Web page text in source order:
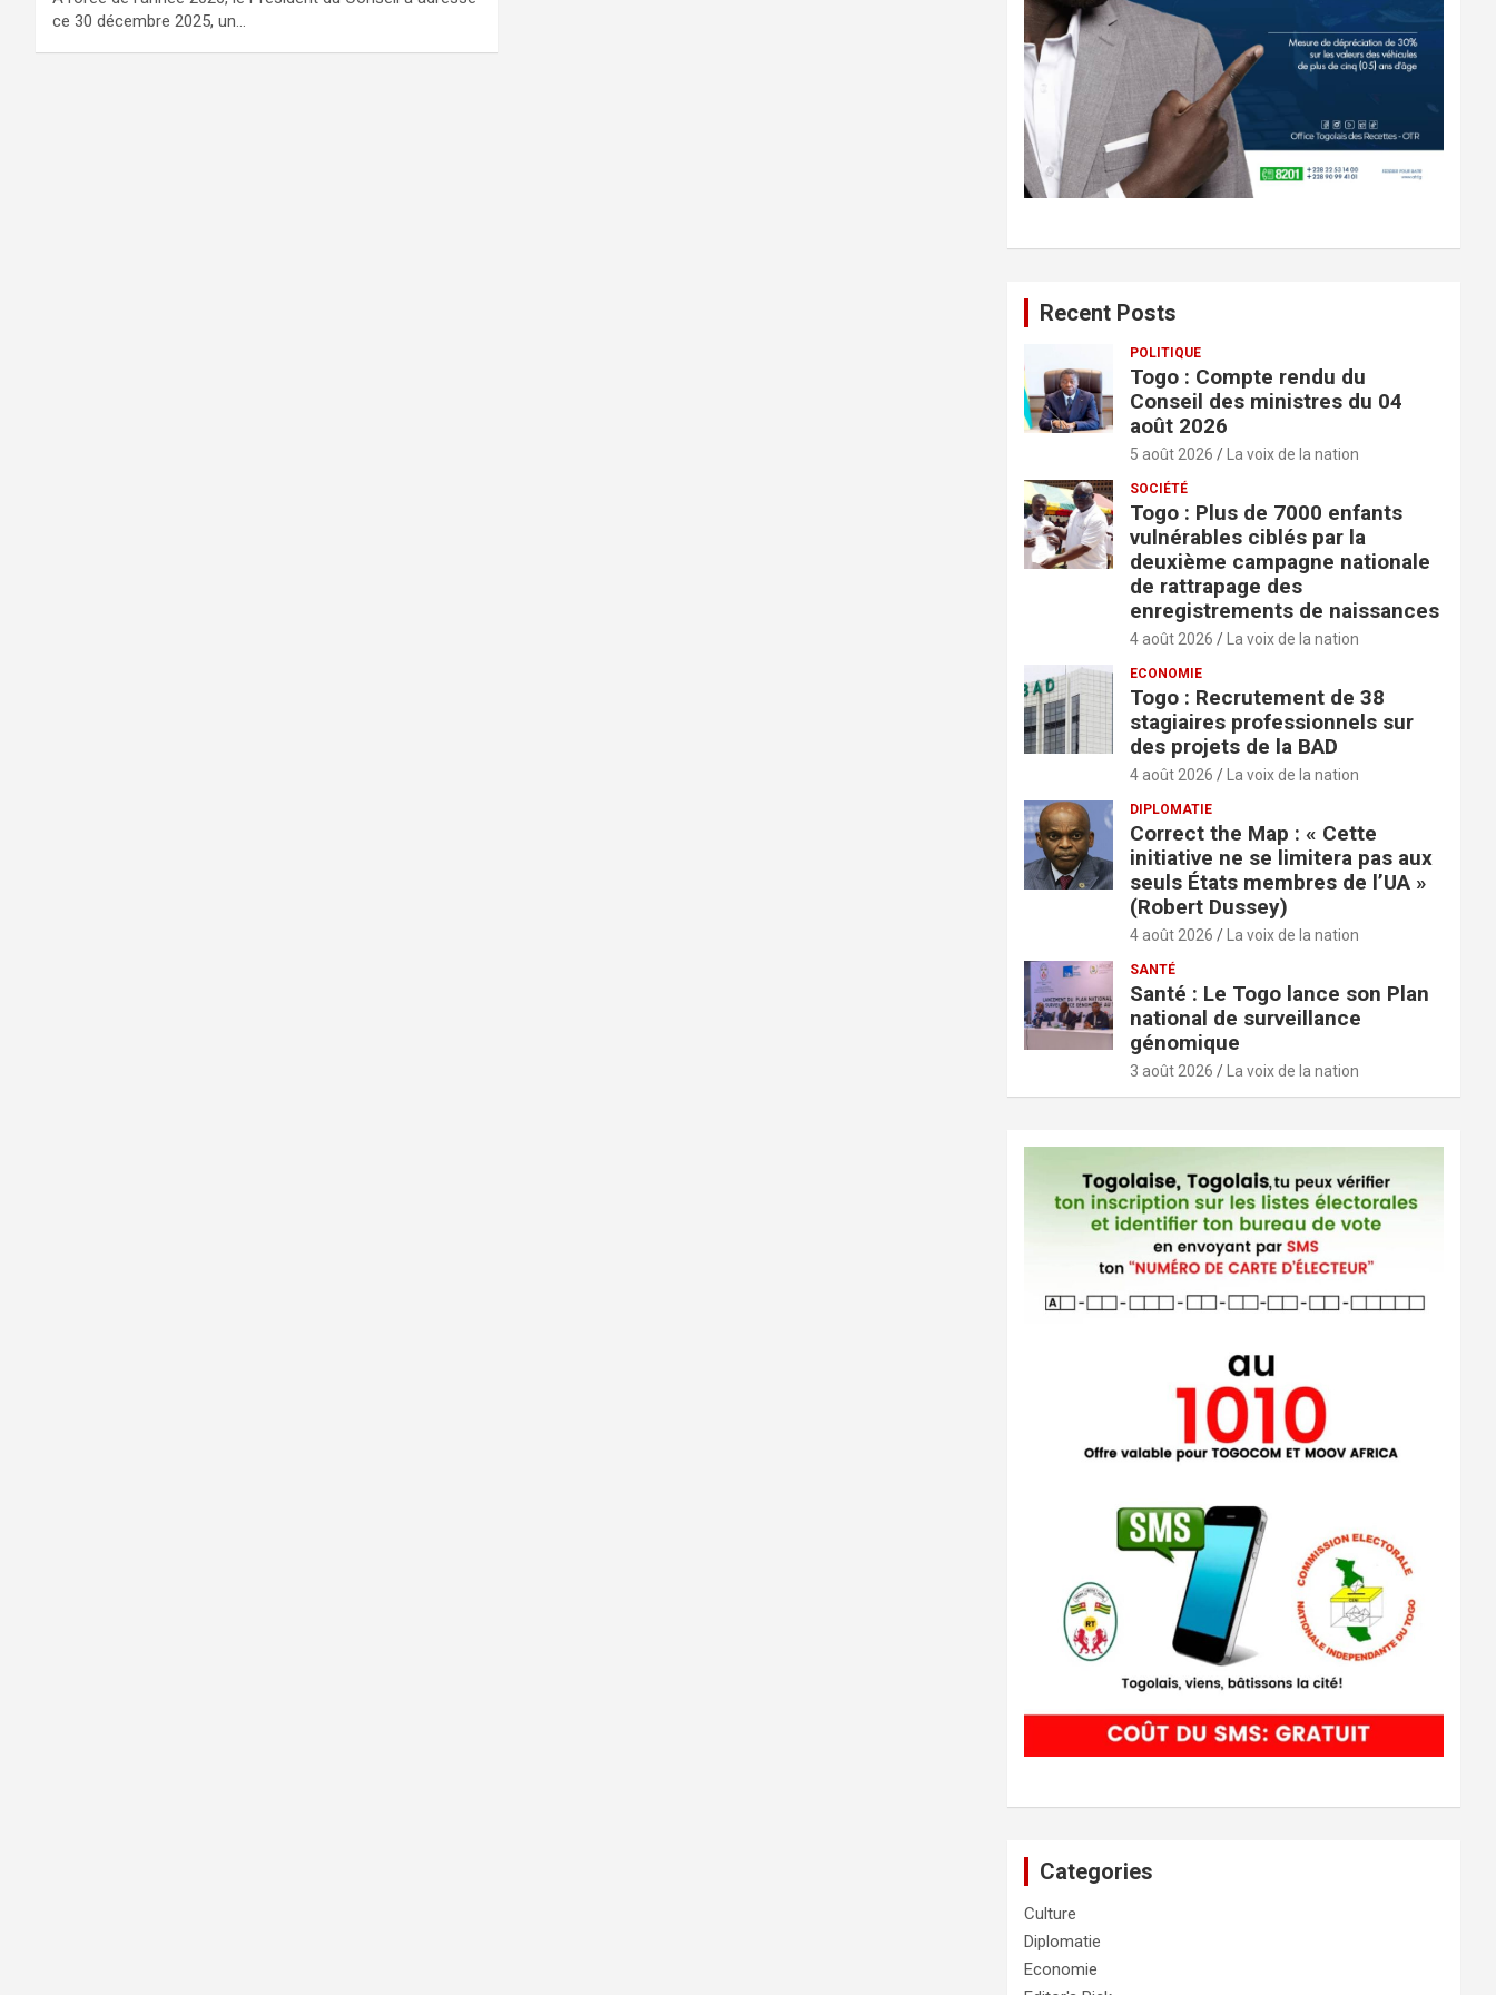
ce 30 décembre 2025, un…
Recent Posts
POLITIQUE
Togo : Compte rendu du
Conseil des ministres du 04
août 2026
5 août 2026 La voix de la nation
SOCIÉTÉ
Togo : Plus de 7000 enfants
vulnérables ciblés par la
deuxième campagne nationale
de rattrapage des
enregistrements de naissances
4 août 2026 La voix de la nation
ECONOMIE
Togo : Recrutement de 38
stagiaires professionnels sur
des projets de la BAD
4 août 2026 La voix de la nation
DIPLOMATIE
Correct the Map : « Cette
initiative ne se limitera pas aux
seuls États membres de l’UA »
(Robert Dussey)
4 août 2026 La voix de la nation
SANTÉ
Santé : Le Togo lance son Plan
national de surveillance
génomique
3 août 2026 La voix de la nation
Categories
Culture
Diplomatie
Economie